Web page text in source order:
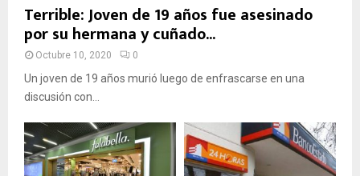
Terrible: Joven de 19 años fue asesinado
por su hermana y cuñado...
Octubre 10, 2020 0
Un joven de 19 años murió luego de enfrascarse en una
discusión con...